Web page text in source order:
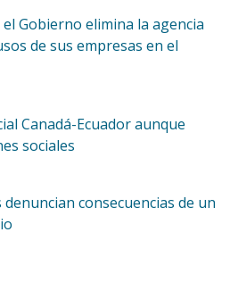
y campesinas de Kimsakocha
NO al Tratado de
y Ecuador, y NO a la
a la empresa Aris Mining y al
Gobierno elimina la agencia
de sus empresas en el
Canadá-Ecuador aunque
sociales
consecuencias de un